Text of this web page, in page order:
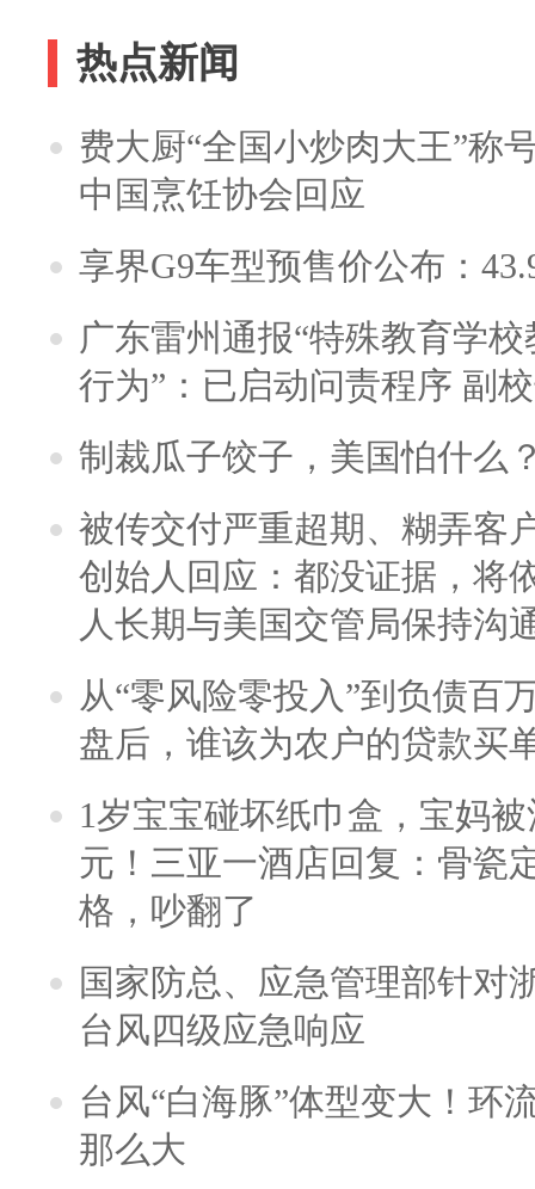
热点新闻
费大厨“全国小炒肉大王”称
中国烹饪协会回应
享界G9车型预售价公布：
广东雷州通报“特殊教育学
行为”：已启动问责程序 副
制裁瓜子饺子，美国怕什么
被传交付严重超期、糊弄客
创始人回应：都没证据，将
人长期与美国交管局保持沟
从“零风险零投入”到负债百
盘后，谁该为农户的贷款买
1岁宝宝碰坏纸巾盒，宝妈
元！三亚一酒店回复：骨瓷
格，吵翻了
国家防总、应急管理部针对
台风四级应急响应
台风“白海豚”体型变大！环
那么大